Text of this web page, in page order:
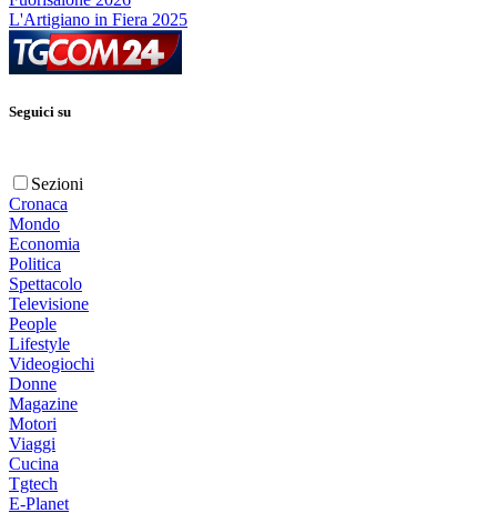
L'Artigiano in Fiera 2025
Seguici su
Sezioni
Cronaca
Mondo
Economia
Politica
Spettacolo
Televisione
People
Lifestyle
Videogiochi
Donne
Magazine
Motori
Viaggi
Cucina
Tgtech
E-Planet